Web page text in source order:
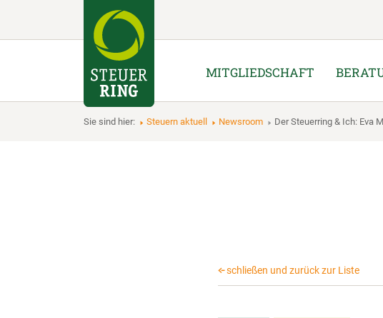
MITGLIEDSCHAFT
Sie sind hier: Steuern aktuell Newsroom Der Steuerring & Ich: Eva
schließen und zurück zur Liste